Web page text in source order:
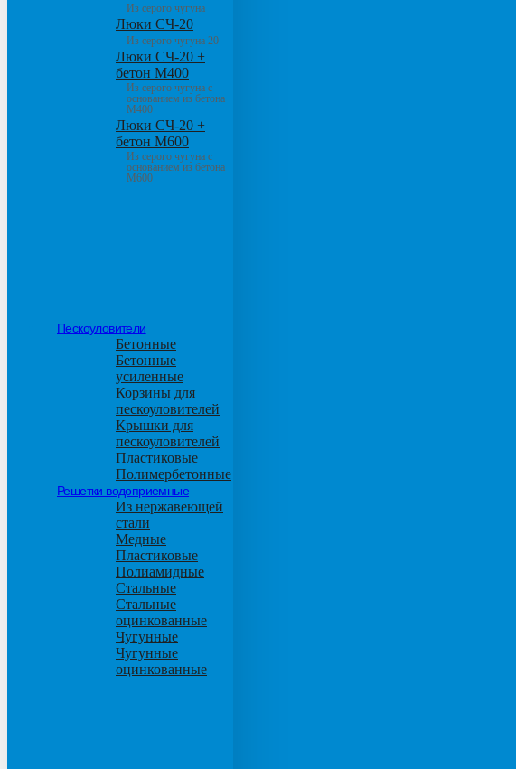
Из серого чугуна
Люки СЧ-20
Из серого чугуна 20
Люки СЧ-20 +
бетон М400
Из серого чугуна с
основанием из бетона
М400
Люки СЧ-20 +
бетон М600
Из серого чугуна с
основанием из бетона
М600
Пескоуловители
Бетонные
Бетонные
усиленные
Корзины для
пескоуловителей
Крышки для
пескоуловителей
Пластиковые
Полимербетонные
Решетки водоприемные
Из нержавеющей
стали
Медные
Пластиковые
Полиамидные
Стальные
Стальные
оцинкованные
Чугунные
Чугунные
оцинкованные